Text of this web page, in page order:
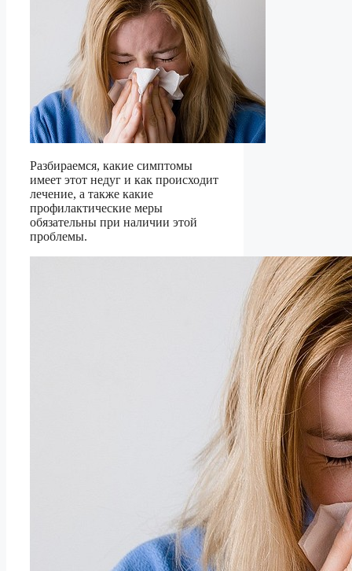
Разбираемся, какие симптомы
имеет этот недуг и как происходит
лечение, а также какие
профилактические меры
обязательны при наличии этой
проблемы.